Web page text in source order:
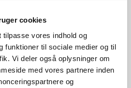
cookies
vores indhold og
funktioner til sociale medier og til
Vi deler også oplysninger om
med vores partnere inden
og
større